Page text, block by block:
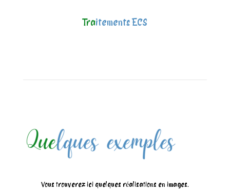
Traitements ECS
Vous trouverez ici quelques réalisations en images.